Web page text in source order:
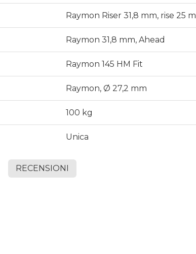
Raymon Riser 31,8 mm, rise 25
Raymon 31,8 mm, Ahead
Raymon 145 HM Fit
Raymon, Ø 27,2 mm
100 kg
Unica
RECENSIONI